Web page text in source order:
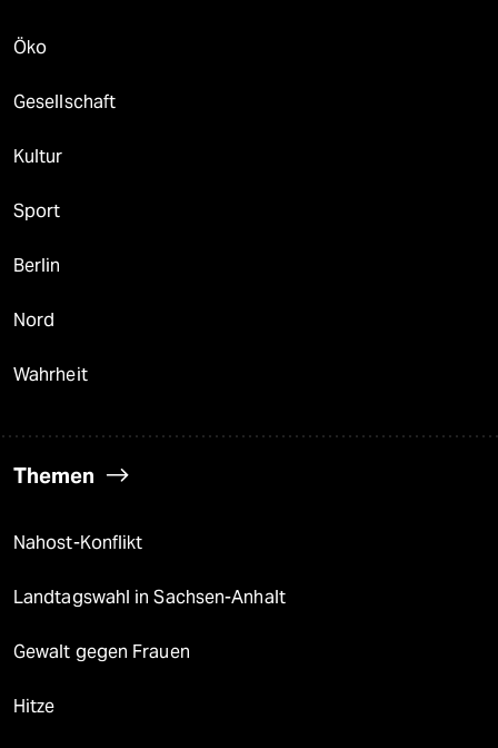
Öko
Gesellschaft
Kultur
Sport
Berlin
Nord
Wahrheit
Themen
Nahost-Konflikt
Landtagswahl in Sachsen-Anhalt
Gewalt gegen Frauen
Hitze